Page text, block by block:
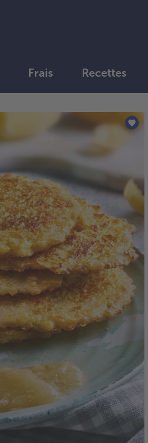
Frais Recettes